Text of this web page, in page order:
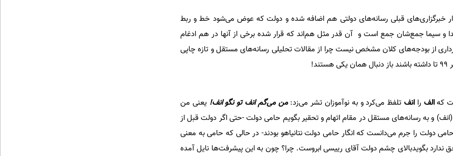
خبرگزاری‌های قبلی رسانه‌های دولتی هم اضافه شده و دولت که عوض می‌شود خط و ربط
و سیما جمع‌شان جمع است و آن قدر مثل هم‌اند که قرار شده برخی از آنها در هم ادغام
از بودجه‌های کلان مشخص نیست چرا از مقالات تحلیلی رسانه‌های مستقل و تازه چاپی
کهالف را انف تلفظ می‌کرد و به نوآموزان تشر می‌زد:من می‌گم انف تو نگو انف! یعنی من
و به رسانه‌های مستقل در مقام اتهام و تحقیر بگویم حامی دولت -حتی اگر دولت قبل از
دولت را جرم می‌دانست که انگار حامی دولت نتانیاهو بودند- در حالی که حامی به معنی
ندارد بگویدبالای چشم دولت آقای رییسی ابروست. چرا؟ چون به این پیشرفت‌ها نایل آمده